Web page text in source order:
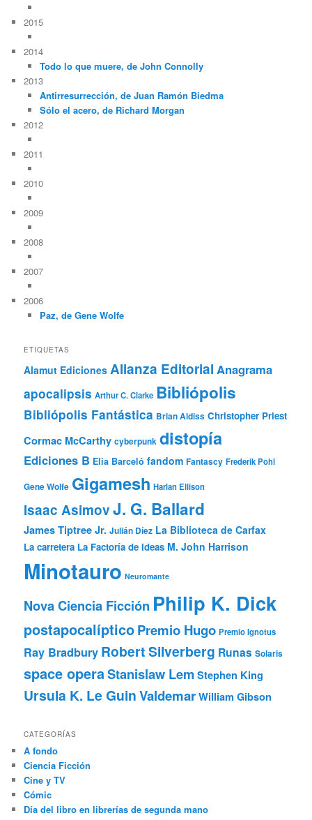
2015
2014
Todo lo que muere, de John Connolly
2013
Antirresurrección, de Juan Ramón Biedma
Sólo el acero, de Richard Morgan
2012
2011
2010
2009
2008
2007
2006
Paz, de Gene Wolfe
ETIQUETAS
Alamut Ediciones Alianza Editorial Anagrama
apocalipsis Arthur C. Clarke Bibliópolis
Bibliópolis Fantástica Brian Aldiss Christopher Priest
Cormac McCarthy cyberpunk distopía
Ediciones B Elia Barceló fandom Fantascy Frederik Pohl
Gene Wolfe Gigamesh Harlan Ellison
Isaac AsimovJ. G. Ballard
James Tiptree Jr. Julián Díez La Biblioteca de Carfax
La carretera La Factoría de Ideas M. John Harrison
Minotauro Neuromante
Nova Ciencia Ficción Philip K. Dick
postapocalípticoPremio Hugo Premio Ignotus
Ray Bradbury Robert Silverberg Runas Solaris
space operaStanislaw Lem Stephen King
Ursula K. Le GuinValdemarWilliam Gibson
CATEGORÍAS
A fondo
Ciencia Ficción
Cine y TV
Cómic
Día del libro en librerías de segunda mano